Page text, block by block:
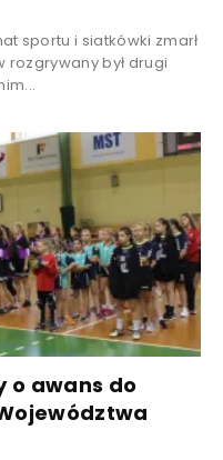
sportu i siatkówki zmarł
rozgrywany był drugi
o awans do